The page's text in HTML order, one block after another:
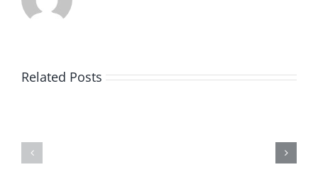
Related Posts